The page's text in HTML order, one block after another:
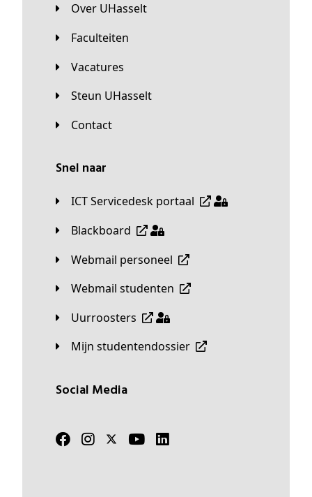
Over UHasselt
Faculteiten
Vacatures
Steun UHasselt
Contact
Snel naar
ICT Servicedesk portaal
Blackboard
Webmail personeel
Webmail studenten
Uurroosters
Mijn studentendossier
Social Media